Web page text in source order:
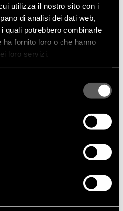
utilizza il nostro sito con i
di analisi dei dati web,
quali potrebbero combinarle
fornito loro o che hanno
loro servizi.